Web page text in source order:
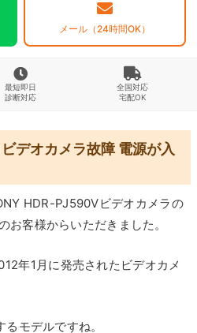
メール（24時間OK）
最短即日
診断対応
全国対応
宅配OK
デオカメラ故障 電源が入
HDR-PJ590Vビデオカメラの
お客様からいただきました。
年1月に発売されたビデオカメ
モデルですね。